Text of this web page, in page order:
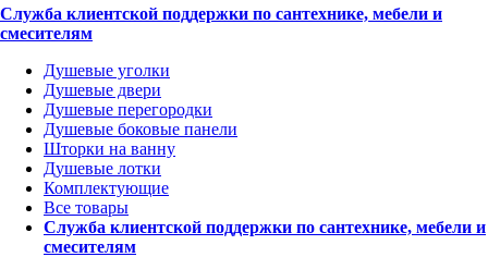
Служба клиентской поддержки по сантехнике, мебели и
смесителям
Душевые уголки
Душевые двери
Душевые перегородки
Душевые боковые панели
Шторки на ванну
Душевые лотки
Комплектующие
Все товары
Служба клиентской поддержки по сантехнике, мебели и
смесителям